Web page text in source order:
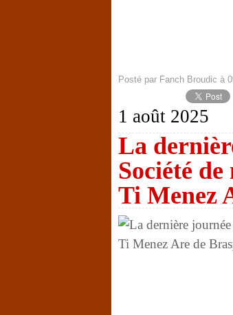
Posté par Fanch Broudic à
1 août 2025
La
Société
Ti Menez